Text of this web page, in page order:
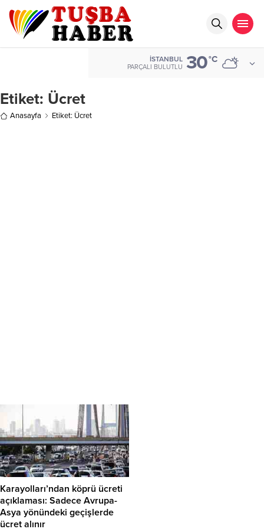
İSTANBUL
PARÇALI BULUTLU 30°C
Etiket: Ücret
Anasayfa Etiket: Ücret
Karayolları’ndan köprü ücreti
açıklaması: Sadece Avrupa-
Asya yönündeki geçişlerde
ücret alınır